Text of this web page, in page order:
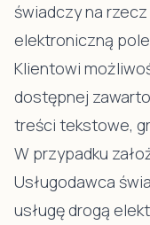
świadczy na
elektroniczną
Klientowi
dostępnej
treści tekstowe,
W przypadku
Usługodawca
usługę drogą